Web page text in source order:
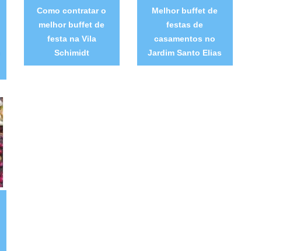
Como contratar o
melhor buffet de
festa na Vila
Schimidt
Melhor buffet de
festas de
casamentos no
Jardim Santo Elias